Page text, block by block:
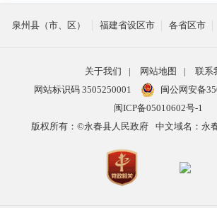
泉州县（市、区） 福建省设区市 各省区市
关于我们 | 网站地图 |
联系
网站标识码 3505250001
闽公网安备
闽ICP备05010602号-1
版权所有：©永春县人民政府
中文域名：永